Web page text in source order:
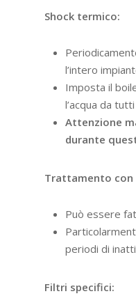
Shock termico:
l’intero
Imposta il
l’acqua da
Attenzione
durante
Trattamento con
Può essere
periodi di
Filtri specifici: